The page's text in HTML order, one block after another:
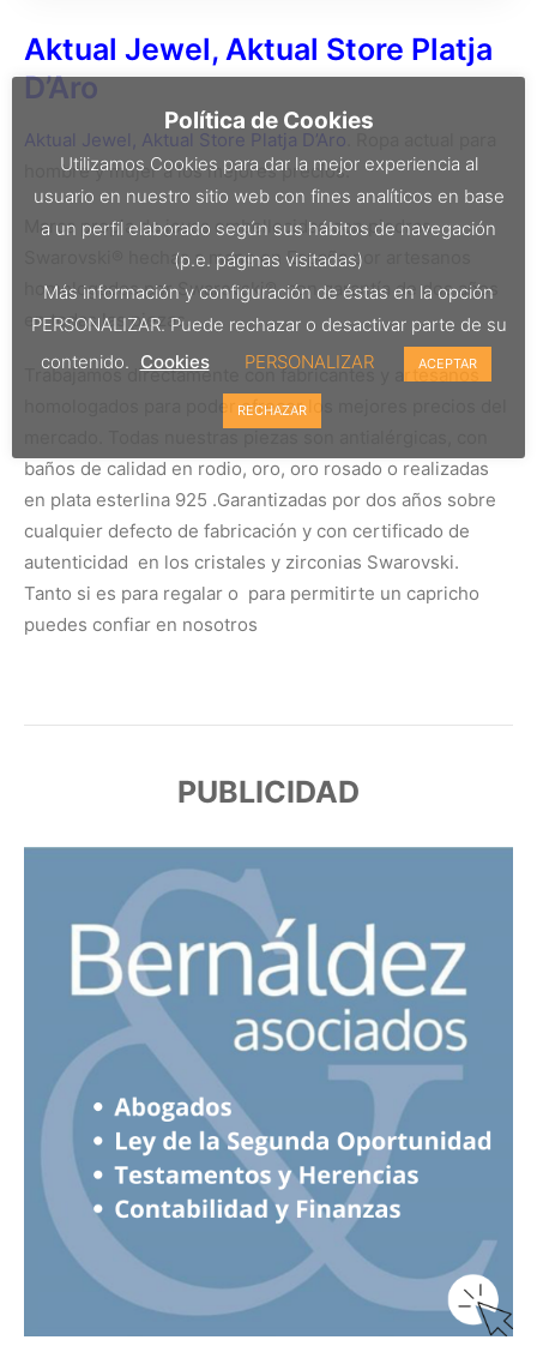
Aktual Jewel, Aktual Store Platja
D’Aro
Aktual Jewel, Aktual Store Platja D’Aro
hombre y mujer a los mejores precios.
Marca propia de joyas embellecidas con piedras
Swarovski® hechas a mano en España por artesanos
homologados por Swarovski®, con garantía de dos años
en todas las piezas.
Trabajamos directamente con fabricantes y artesanos
homologados para poder ofrecer los mejores precios del
baños de calidad en rodio, oro, oro rosado o realizadas
en plata esterlina 925 .Garantizadas por dos años sobre
cualquier defecto de fabricación y con certificado de
autenticidad en los cristales y zirconias Swarovski.
Tanto si es para regalar o para permitirte un capricho
puedes confiar en nosotros
PUBLICIDAD
Política de Cookies
Utilizamos Cookies para dar la mejor experiencia al
usuario en nuestro sitio web con fines analíticos en base
a un perfil elaborado según sus hábitos de navegación
(p.e. páginas visitadas)
Más información y configuración de éstas en la opción
PERSONALIZAR. Puede rechazar o desactivar parte de su
contenido. Cookies PERSONALIZAR ACEPTAR
RECHAZAR